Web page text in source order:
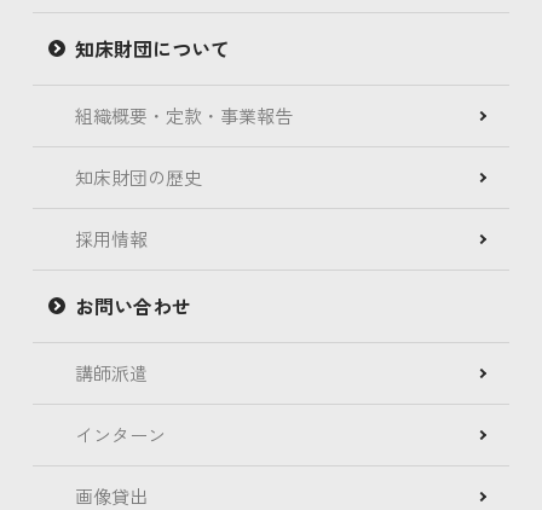
知床財団について
組織概要・定款・事業報告
知床財団の歴史
採用情報
お問い合わせ
講師派遣
インターン
画像貸出